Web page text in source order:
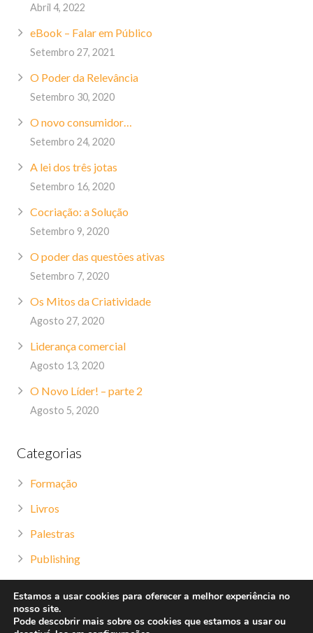
Abril 4, 2022
eBook – Falar em Público
Setembro 27, 2021
O Poder da Relevância
Setembro 30, 2020
O novo consumidor…
Setembro 24, 2020
A lei dos três jotas
Setembro 16, 2020
Cocriação: a Solução
Setembro 9, 2020
O poder das questões ativas
Setembro 7, 2020
Os Mitos da Criatividade
Agosto 27, 2020
Liderança comercial
Agosto 13, 2020
O Novo Líder! – parte 2
Agosto 5, 2020
Categorias
Formação
Livros
Palestras
Publishing
Televisão
Estamos a usar cookies para oferecer a melhor experiência no
nosso site.
Pode descobrir mais sobre os cookies que estamos a usar ou